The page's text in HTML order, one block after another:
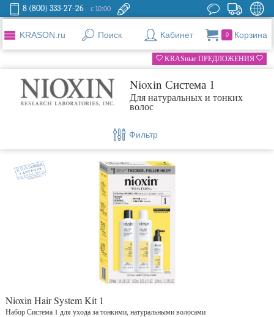
8 (800) 333-27-26 с 10:00
KRASON.ru Поиск Кабинет 0 Корзина
KRASные ПРЕДЛОЖЕНИЯ
Nioxin Система 1
Для натуральных и тонких
волос
Фильтр
Nioxin Hair System Kit 1
Набор Система 1 для ухода за тонкими, натуральными волосами